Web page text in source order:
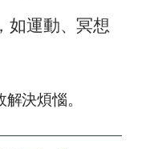
如運動、冥想
決煩惱。